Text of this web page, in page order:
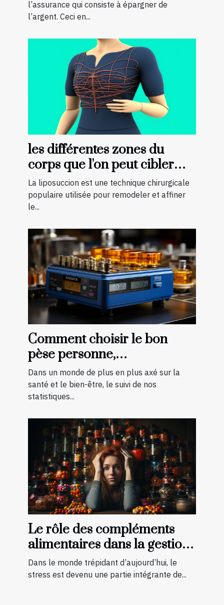
l’assurance qui consiste à épargner de
l’argent. Ceci en...
les différentes zones du
corps que l'on peut cibler
avec la liposuccion en
Tunisie
La liposuccion est une technique chirurgicale
populaire utilisée pour remodeler et affiner
le...
Comment choisir le bon
pèse personne,
impédancemètre et balance
pour vos besoins
Dans un monde de plus en plus axé sur la
santé et le bien-être, le suivi de nos
statistiques...
Le rôle des compléments
alimentaires dans la gestion
du stress
Dans le monde trépidant d’aujourd’hui, le
stress est devenu une partie intégrante de...